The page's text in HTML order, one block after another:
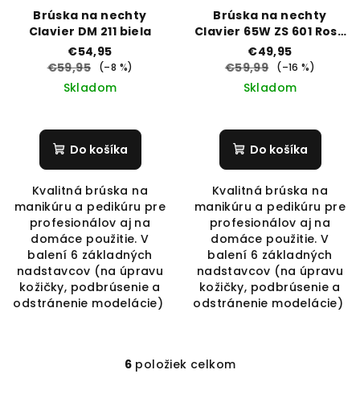
Brúska na nechty
Clavier DM 211 biela
€54,95
€59,95
(–8 %)
Skladom
Do košíka
Kvalitná brúska na
manikúru a pedikúru pre
profesionálov aj na
domáce použitie. V
balení 6 základných
nadstavcov (na úpravu
kožičky, podbrúsenie a
odstránenie modelácie)
Brúska na nechty
Clavier 65W ZS 601 Rose
Gold
€49,95
€59,99
(–16 %)
Skladom
Do košíka
Kvalitná brúska na
manikúru a pedikúru pre
profesionálov aj na
domáce použitie. V
balení 6 základných
nadstavcov (na úpravu
kožičky, podbrúsenie a
odstránenie modelácie)
O
6 položiek celkom